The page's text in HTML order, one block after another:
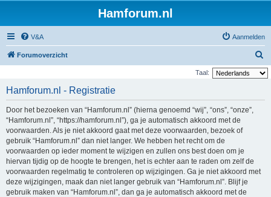
Hamforum.nl
V&A Aanmelden
Forumoverzicht
o
Taal:
Hamforum.nl - Registratie
Door het bezoeken van “Hamforum.nl” (hierna genoemd “wij”, “ons”, “onze”,
“Hamforum.nl”, “https://hamforum.nl”), ga je automatisch akkoord met de
voorwaarden. Als je niet akkoord gaat met deze voorwaarden, bezoek of
gebruik “Hamforum.nl” dan niet langer. We hebben het recht om de
voorwaarden op ieder moment te wijzigen en zullen ons best doen om je
hiervan tijdig op de hoogte te brengen, het is echter aan te raden om zelf de
voorwaarden regelmatig te controleren op wijzigingen. Ga je niet akkoord met
deze wijzigingen, maak dan niet langer gebruik van “Hamforum.nl”. Blijf je
gebruik maken van “Hamforum.nl”, dan ga je automatisch akkoord met de